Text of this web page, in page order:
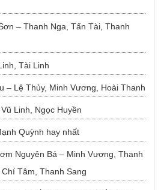
– Thanh Nga, Tấn Tài, Thanh
Tài Linh
– Lệ Thủy, Minh Vương, Hoài Thanh
Linh, Ngọc Huyền
Quỳnh hay nhất
Nguyên Bá – Minh Vương, Thanh
Tâm, Thanh Sang